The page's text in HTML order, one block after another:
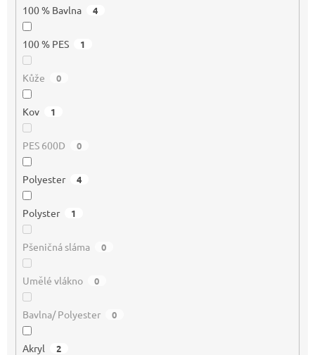
100 % Bavlna 4
100 % PES 1
Kůže 0
Kov 1
PES 600D 0
Polyester 4
Polyster 1
Pšeničná sláma 0
Umělé vlákno 0
Bavlna/ Polyester 0
Akryl 2